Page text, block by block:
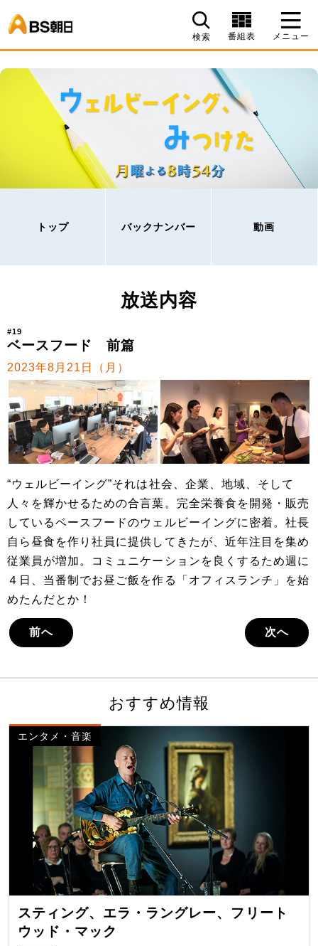
検索 番組表 メニュー
トップ バックナンバー 動画
放送内容
#19
ベースフード 前篇
2023年8月21日（月）
“ウェルビーイング”それは社会、企業、地域、そして
人々を輝かせるための合言葉。完全栄養食を開発・販売
しているベースフードのウェルビーイングに密着。社長
自ら昼食を作り社員に提供してきたが、近年注目を集め
従業員が増加。コミュニケーションを良くするため週に
４日、当番制でお昼ご飯を作る「オフィスランチ」を始
めたんだとか！
前へ 次へ
おすすめ情報
エンタメ・音楽
スティング、エラ・ラングレー、フリート
ウッド・マック